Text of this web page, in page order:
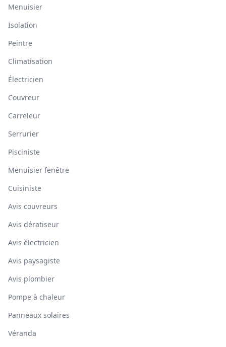
Menuisier
Isolation
Peintre
Climatisation
Électricien
Couvreur
Carreleur
Serrurier
Pisciniste
Menuisier fenêtre
Cuisiniste
Avis couvreurs
Avis dératiseur
Avis électricien
Avis paysagiste
Avis plombier
Pompe à chaleur
Panneaux solaires
Véranda